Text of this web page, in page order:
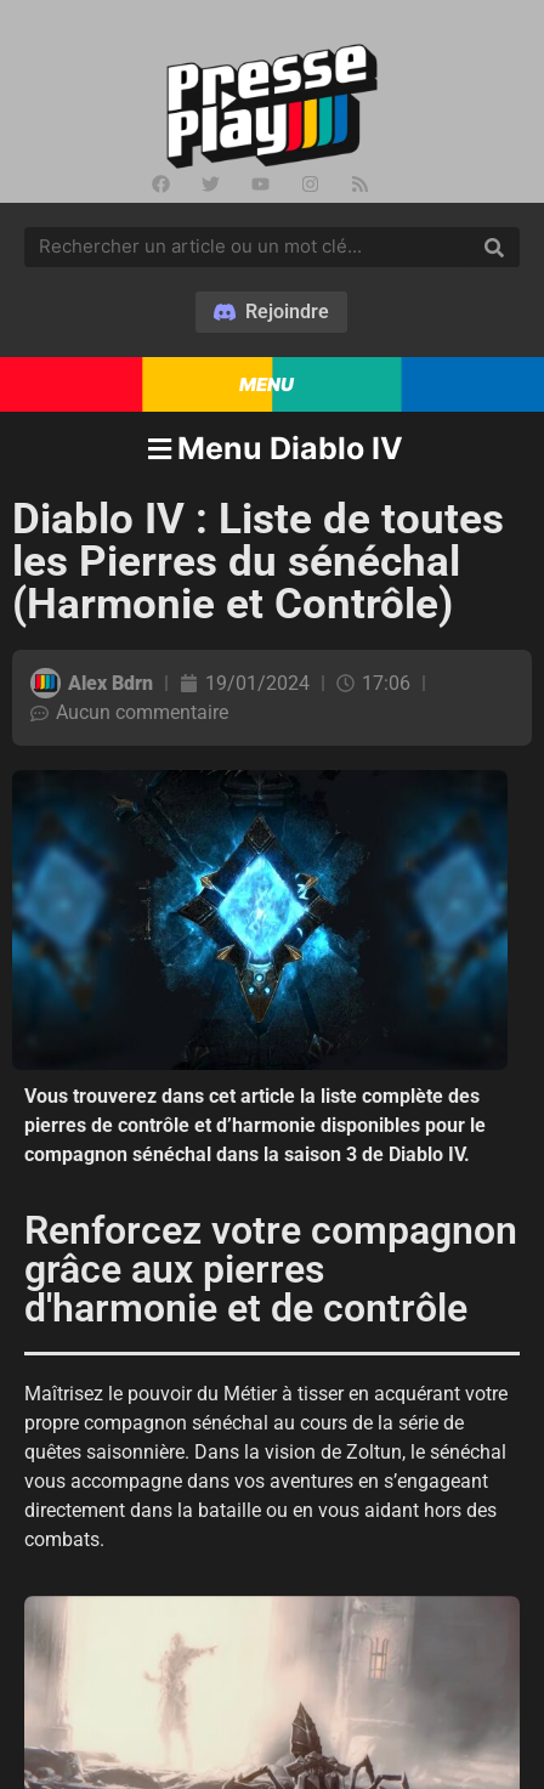
Rejoindre
MENU
Menu Diablo IV
Diablo IV : Liste de toutes
les Pierres du sénéchal
(Harmonie et Contrôle)
Alex Bdrn 19/01/2024
17:06
Aucun commentaire
Vous trouverez dans cet article la liste complète des
pierres de contrôle et d’harmonie disponibles pour le
compagnon sénéchal dans la saison 3 de Diablo IV.
Renforcez votre compagnon
grâce aux pierres
d'harmonie et de contrôle
Maîtrisez le pouvoir du Métier à tisser en acquérant votre
propre compagnon sénéchal au cours de la série de
quêtes saisonnière. Dans la vision de Zoltun, le sénéchal
vous accompagne dans vos aventures en s’engageant
directement dans la bataille ou en vous aidant hors des
combats.